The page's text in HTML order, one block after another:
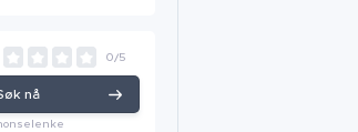
0/5
nå